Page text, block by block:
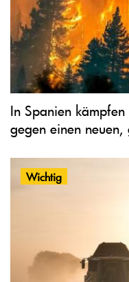
In Spanien
gegen einen
Wichtig